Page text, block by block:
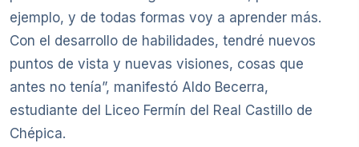
ejemplo, y de todas formas voy a aprender más.
Con el desarrollo de habilidades, tendré nuevos
puntos de vista y nuevas visiones, cosas que
antes no tenía”, manifestó Aldo Becerra,
estudiante del Liceo Fermín del Real Castillo de
Chépica.